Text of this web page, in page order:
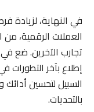
في النهاية، لزيادة
العملات الرقمية،
تجارب الآخرين. ضع في
إطلاع بآخر
السبيل لتحسين
بالتحديات.